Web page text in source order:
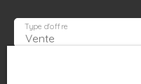
Vente
Type d'offre